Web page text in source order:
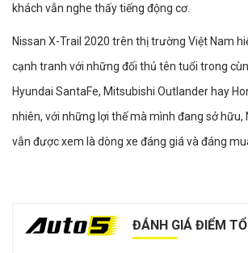
khách vẫn nghe thấy tiếng động cơ.
Nissan X-Trail 2020 trên thị trường Việt Nam
cạnh tranh với những đối thủ tên tuổi trong
Hyundai SantaFe, Mitsubishi Outlander hay
nhiên, với những lợi thế mà mình đang sở hữu,
vẫn được xem là dòng xe đáng giá và đáng
ĐÁNH GIÁ ĐIỂM